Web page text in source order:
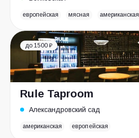
европейская мясная американская
до 1500 ₽
Rule Taproom
Александровский сад
американская европейская